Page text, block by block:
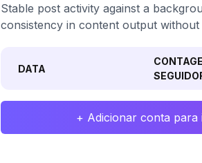
Stable post activity against a
consistency in content output
DATA
+ Adicionar conta para